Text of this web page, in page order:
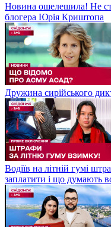
Новина ошелешила! Не
блогера Юрія Криштопа
Дружина сирійського
Водіїв на літній гумі
заплатити і що думають